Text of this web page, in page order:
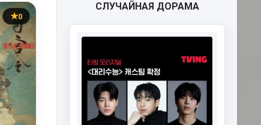
0
СЛУЧАЙНАЯ ДОРАМА